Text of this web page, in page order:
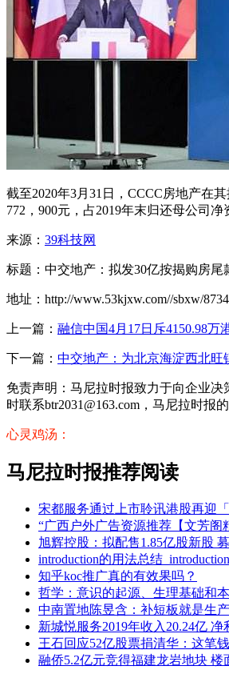
截至2020年3月31日，CCCC房地产在
772，900元，占2019年末归还母公司
来源： 39科技网
标题：中交地产：拟发30亿按揭购房尾
地址：http://www.53kjxw.com//sbxw/
上一篇： 融信中国4月17日斥4150.98万
下一篇： 中交地产：为北京海淀西北旺
免责声明：马尼拉时报致力于向企业
时联系btr2031@163.com，马尼拉时报
心灵鸡汤：
马尼拉时报推荐阅读
宋都服务通过上市聆讯港股再迎
“广西户外广告资源推荐【文芳阁
旭辉控股：拟配售1.85亿股新股
introduction的用法总结
知乎koc推广真的有效果吗？
哲学：意识的起源、生理基础和
中南置地陈昱含：补短板就是生
新城悦服务2019年收入20.24亿 净
王石回应52亿股票捐清华：这笔
融侨5.2亿元竞得福建龙岩地块 楼